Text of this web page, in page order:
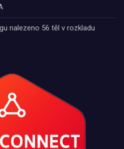
nalezeno 56 těl v rozkladu